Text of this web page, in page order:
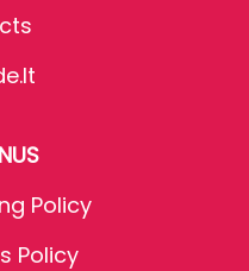
Policy
Policy